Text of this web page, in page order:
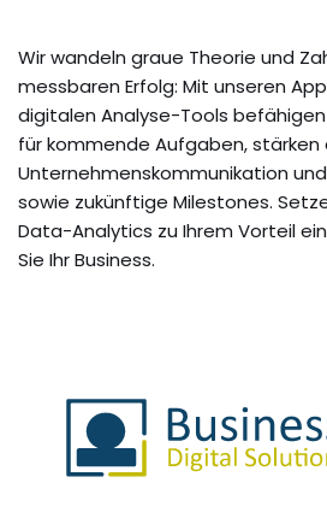
Wir wandeln graue Theorie und
messbaren Erfolg: Mit unseren
digitalen Analyse-Tools
für kommende Aufgaben, stärken
Unternehmenskommunikation
sowie zukünftige Milestones.
Data-Analytics zu Ihrem Vorteil
Sie Ihr Business.